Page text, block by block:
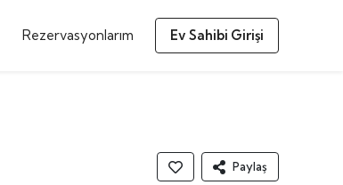
Rezervasyonlarım Ev Sahibi Girişi
Paylaş